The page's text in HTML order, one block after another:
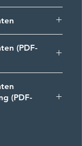
und zweigeteilt
als
Kabelkanal.
den Längen
Eckprofile
IP68
(PDF-
(PDF-